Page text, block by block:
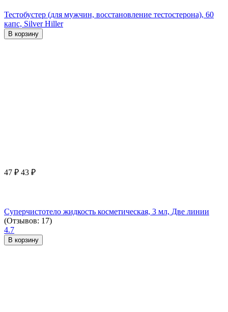
Тестобустер (для мужчин, восстановление тестостерона), 60
капс, Silver Hiller
В корзину
47 ₽ 43 ₽
Суперчистотело жидкость косметическая, 3 мл, Две линии
(Отзывов: 17)
4.7
В корзину